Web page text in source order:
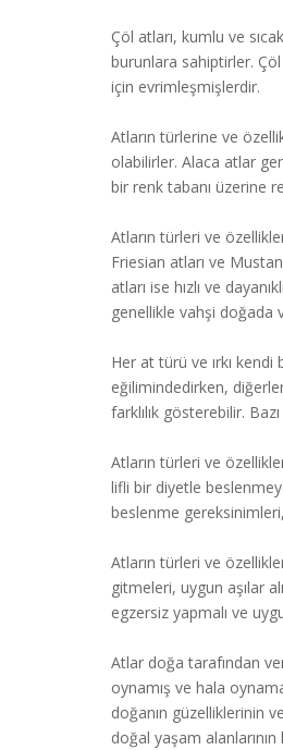
Çöl atları, kumlu ve
burunlara sahiptirler.
için evrimleşmişlerdir.
Atların türlerine ve
olabilirler. Alaca atlar
bir renk tabanı üzerine
Atların türleri ve
Friesian atları ve
atları ise hızlı ve
genellikle vahşi doğada
Her at türü ve ırkı
eğilimindedirken,
farklılık gösterebilir.
Atların türleri ve
lifli bir diyetle
beslenme
Atların türleri ve
gitmeleri, uygun aşılar
egzersiz yapmalı ve
Atlar doğa tarafından
oynamış ve hala
doğanın güzelliklerinin
doğal yaşam